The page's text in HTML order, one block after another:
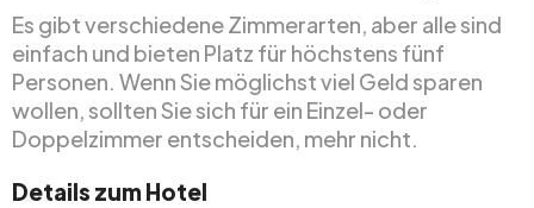
Es gibt verschiedene Zimmerarten, aber alle sind
einfach und bieten Platz für höchstens fünf
Personen. Wenn Sie möglichst viel Geld sparen
wollen, sollten Sie sich für ein Einzel- oder
Doppelzimmer entscheiden, mehr nicht.
Details zum Hotel